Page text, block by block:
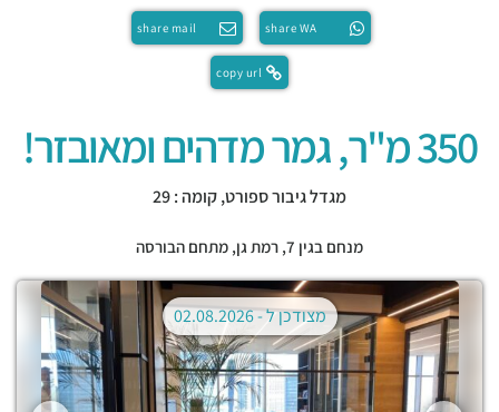
share WA
share mail
copy url
350 מ"ר, גמר מדהים ומאובזר!
מגדל גיבור ספורט, קומה : 29
מנחם בגין 7, רמת גן, מתחם הבורסה
מצודכן ל -02.08.2026